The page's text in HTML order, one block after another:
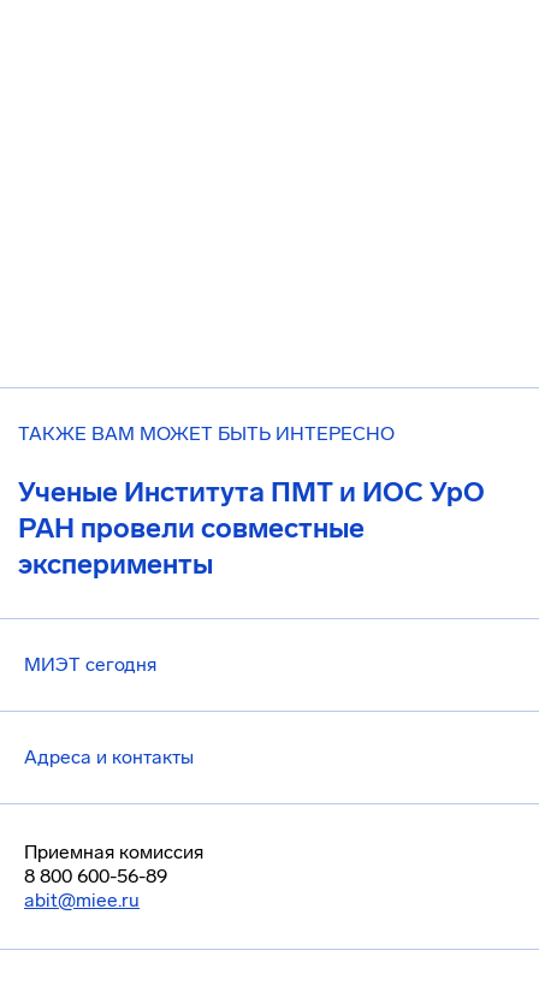
ТАКЖЕ ВАМ МОЖЕТ БЫТЬ ИНТЕРЕСНО
Ученые Института ПМТ и ИОС УрО
РАН провели совместные
эксперименты
МИЭТ сегодня
Адреса и контакты
Приемная комиссия
8 800 600-56-89
abit@miee.ru